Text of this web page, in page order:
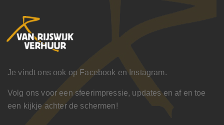
Je vindt ons ook op Facebook en Instagram.
Volg ons voor een sfeerimpressie, updates en af en toe
een kijkje achter de schermen!